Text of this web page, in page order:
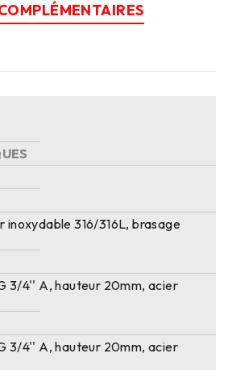
inoxydable 316/316L, brasage
3/4'' A, hauteur 20mm, acier
3/4'' A, hauteur 20mm, acier